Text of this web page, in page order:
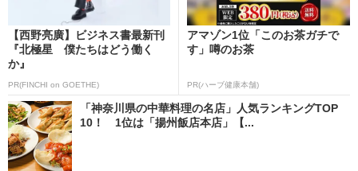
【西野亮廣】ビジネス書最新刊
『北極星 僕たちはどう働く
か』
PR(FINCHI on GOETHE)
アマゾン1位「このお茶ガチで
す」噂のお茶
PR(ハーブ健康本舗)
「神奈川県の中華料理の名店」人気ランキングTOP
10！ 1位は「揚州飯店本店」【...